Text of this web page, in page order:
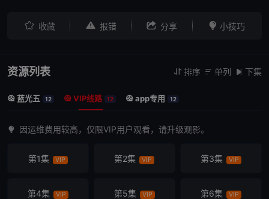
 收藏  报错  分享  小技巧
资源列表  排序  单列  下集
 蓝光五 12  VIP线路 12  app专用 12
因运维费用较高，仅限VIP用户观看，请升级观影。
第1集 VIP 第2集 VIP 第3集 VIP
第4集 VIP 第5集 VIP 第6集 VIP